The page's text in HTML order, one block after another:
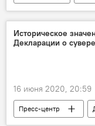
квартиры
приобретение
Историческое
Декларации о
16 июня 2020, 20:59
Пресс-центр